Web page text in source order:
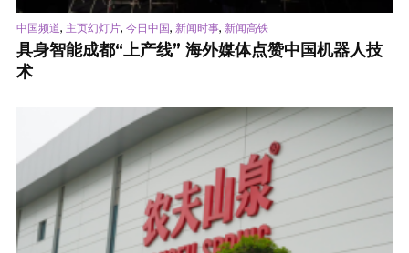
中国频道, 主页幻灯片, 今日中国, 新闻时事, 新闻高铁
具身智能成都“上产线” 海外媒体点赞中国机器人技
术